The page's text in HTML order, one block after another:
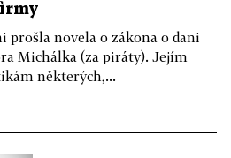
prošla novela o zákona o dani
Michálka (za piráty). Jejím
některých,...